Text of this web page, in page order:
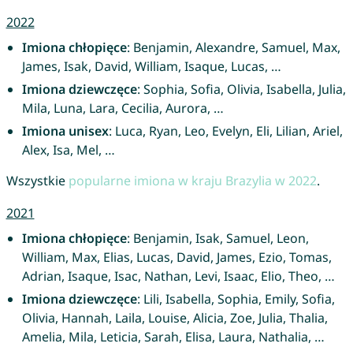
2022
Imiona chłopięce: Benjamin, Alexandre, Samuel, Max,
James, Isak, David, William, Isaque, Lucas, …
Imiona dziewczęce: Sophia, Sofia, Olivia, Isabella, Julia,
Mila, Luna, Lara, Cecilia, Aurora, …
Imiona unisex: Luca, Ryan, Leo, Evelyn, Eli, Lilian, Ariel,
Alex, Isa, Mel, …
Wszystkie popularne imiona w kraju Brazylia w 2022.
2021
Imiona chłopięce: Benjamin, Isak, Samuel, Leon,
William, Max, Elias, Lucas, David, James, Ezio, Tomas,
Adrian, Isaque, Isac, Nathan, Levi, Isaac, Elio, Theo, …
Imiona dziewczęce: Lili, Isabella, Sophia, Emily, Sofia,
Olivia, Hannah, Laila, Louise, Alicia, Zoe, Julia, Thalia,
Amelia, Mila, Leticia, Sarah, Elisa, Laura, Nathalia, …